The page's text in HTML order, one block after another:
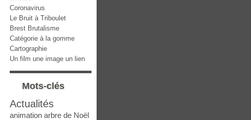
Coronavirus
Le Bruit à Triboulet
Brest Brutalisme
Catégorie à la gomme
Cartographie
Un film une image un lien
Mots-clés
Actualités
animation arbre de Noël